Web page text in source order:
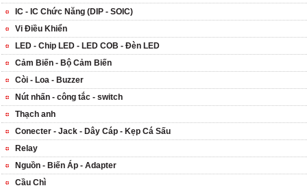
IC - IC Chức Năng (DIP - SOIC)
Vi Điều Khiển
LED - Chip LED - LED COB - Đèn LED
Cảm Biến - Bộ Cảm Biến
Còi - Loa - Buzzer
Nút nhấn - công tắc - switch
Thạch anh
Conecter - Jack - Dây Cáp - Kẹp Cá Sấu
Relay
Nguồn - Biến Áp - Adapter
Cầu Chì